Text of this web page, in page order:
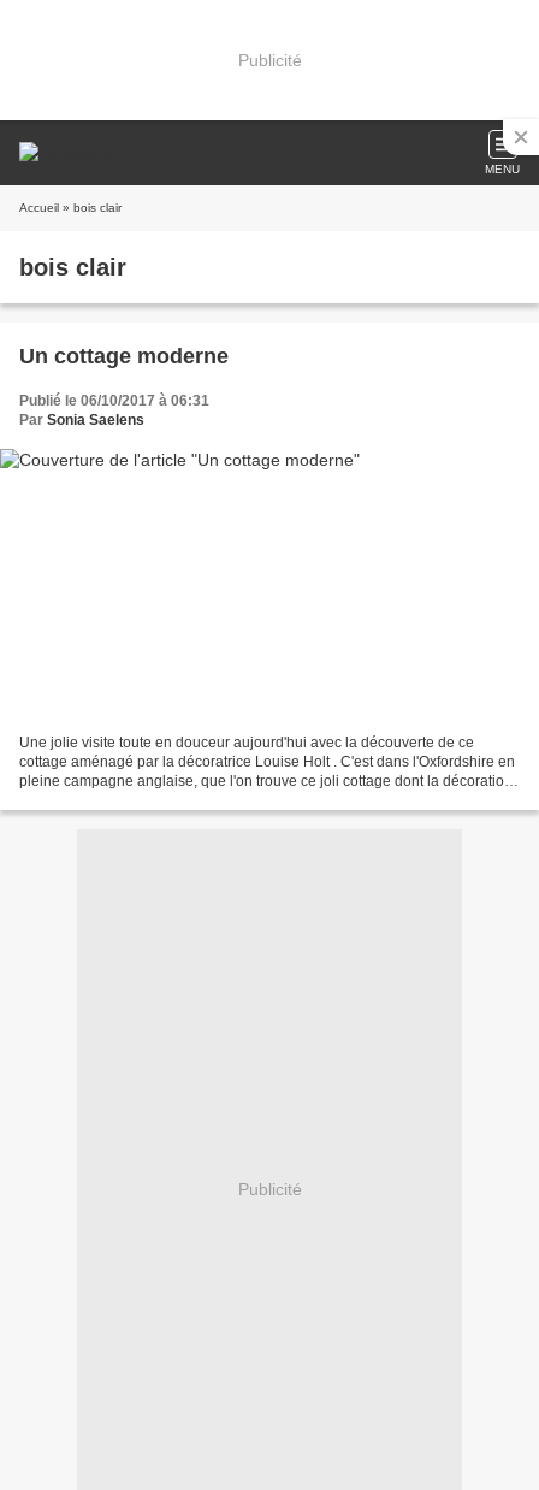
Publicité
MENU
Accueil » bois clair
bois clair
Un cottage moderne
Publié le 06/10/2017 à 06:31
Par Sonia Saelens
Une jolie visite toute en douceur aujourd'hui avec la découverte de ce
cottage aménagé par la décoratrice Louise Holt . C'est dans l'Oxfordshire en
pleine campagne anglaise, que l'on trouve ce joli cottage dont la décoration
Publicité